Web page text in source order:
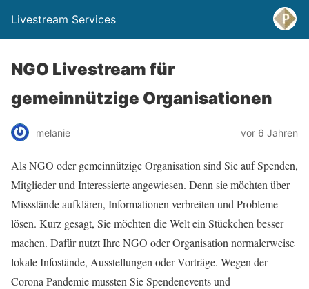
Livestream Services
NGO Livestream für
gemeinnützige Organisationen
melanie vor 6 Jahren
Als NGO oder gemeinnützige Organisation sind Sie auf Spenden,
Mitglieder und Interessierte angewiesen. Denn sie möchten über
Missstände aufklären, Informationen verbreiten und Probleme
lösen. Kurz gesagt, Sie möchten die Welt ein Stückchen besser
machen. Dafür nutzt Ihre NGO oder Organisation normalerweise
lokale Infostände, Ausstellungen oder Vorträge. Wegen der
Corona Pandemie mussten Sie Spendenevents und